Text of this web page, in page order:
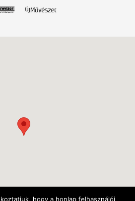
hogy a honlap felhasználói